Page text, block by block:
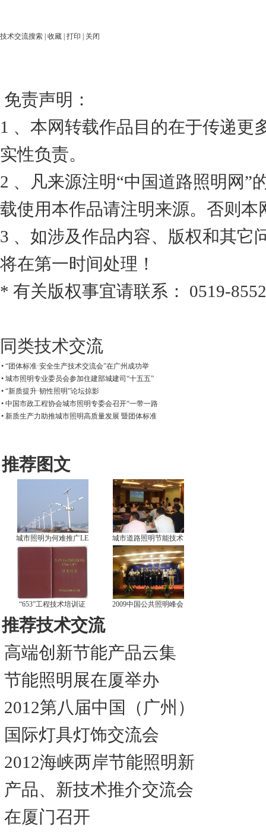
技术交流搜索 收藏 打印 关闭
免责声明：
1 、本网转载作品目的在于传递更
实性负责。
2 、凡来源注明“中国道路照明网”
载使用本作品请注明来源。否则
3 、如涉及作品内容、版权和其它
将在第一时间处理！
* 有关版权事宜请联系： 0519-
同类技术交流
• “团体标准·安全生产技术交流会”在广州成功举
• 城市照明专业委员会参加住建部城建司“十五五”
• “新质提升·韧性照明”论坛掠影
• 中国市政工程协会城市照明专委会召开“一带一路
• 新质生产力助推城市照明高质量发展 暨团体标准
推荐图文
城市照明为何难推广LE 城市道路照明节能技术
“653”工程技术培训证 2009中国公共照明峰会
推荐技术交流
高端创新节能产品云集
节能照明展在厦举办
2012第八届中国（广州）
国际灯具灯饰交流会
2012海峡两岸节能照明新
产品、新技术推介交流会
在厦门召开